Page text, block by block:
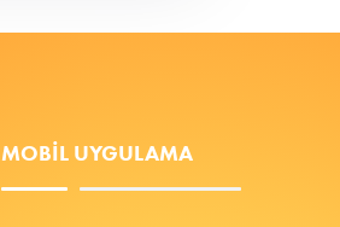
MOBIL UYGULAMA